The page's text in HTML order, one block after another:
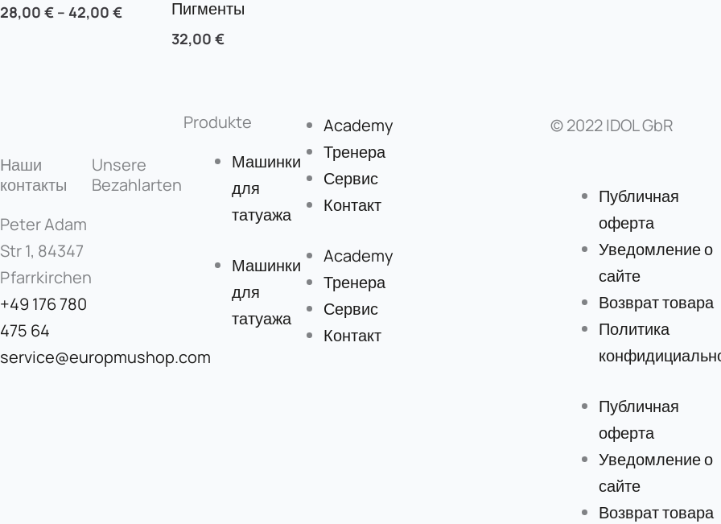
28,00 € – 42,00 €
Пигменты
32,00€
Наши
контакты
Peter Adam
Str 1, 84347
Pfarrkirchen
+49 176 780
475 64
service@europmushop.com
Unsere
Bezahlarten
Produkte
Машинки
для
татуажа
Машинки
для
татуажа
Academy
Тренера
Сервис
Контакт
Academy
Тренера
Сервис
Контакт
© 2022 IDOL GbR
Публичная
оферта
Уведомление о
сайте
Возврат товара
Политика
Публичная
оферта
Уведомление о
сайте
Возврат товара